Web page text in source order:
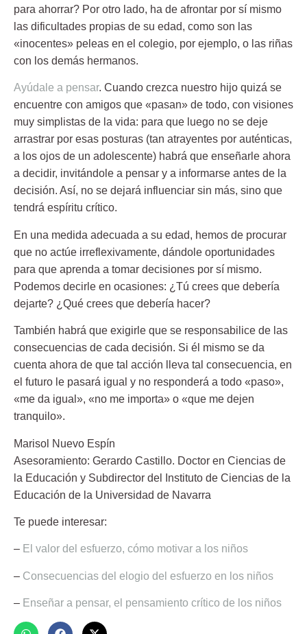
para ahorrar? Por otro lado, ha de afrontar por sí mismo
las dificultades propias de su edad, como son las
«inocentes» peleas en el colegio, por ejemplo, o las riñas
con los demás hermanos.
Ayúdale a pensar. Cuando crezca nuestro hijo quizá se
encuentre con amigos que «pasan» de todo, con visiones
muy simplistas de la vida: para que luego no se deje
arrastrar por esas posturas (tan atrayentes por auténticas,
a los ojos de un adolescente) habrá que enseñarle ahora
a decidir, invitándole a pensar y a informarse antes de la
decisión. Así, no se dejará influenciar sin más, sino que
tendrá espíritu crítico.
En una medida adecuada a su edad, hemos de procurar
que no actúe irreflexivamente, dándole oportunidades
para que aprenda a tomar decisiones por sí mismo.
Podemos decirle en ocasiones: ¿Tú crees que debería
dejarte? ¿Qué crees que debería hacer?
También habrá que exigirle que se responsabilice de las
consecuencias de cada decisión. Si él mismo se da
cuenta ahora de que tal acción lleva tal consecuencia, en
el futuro le pasará igual y no responderá a todo «paso»,
«me da igual», «no me importa» o «que me dejen
tranquilo».
Marisol Nuevo Espín
Asesoramiento: Gerardo Castillo. Doctor en Ciencias de
la Educación y Subdirector del Instituto de Ciencias de la
Educación de la Universidad de Navarra
Te puede interesar:
– El valor del esfuerzo, cómo motivar a los niños
– Consecuencias del elogio del esfuerzo en los niños
– Enseñar a pensar, el pensamiento crítico de los niños